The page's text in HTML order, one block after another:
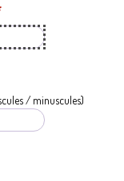
/ minuscules)